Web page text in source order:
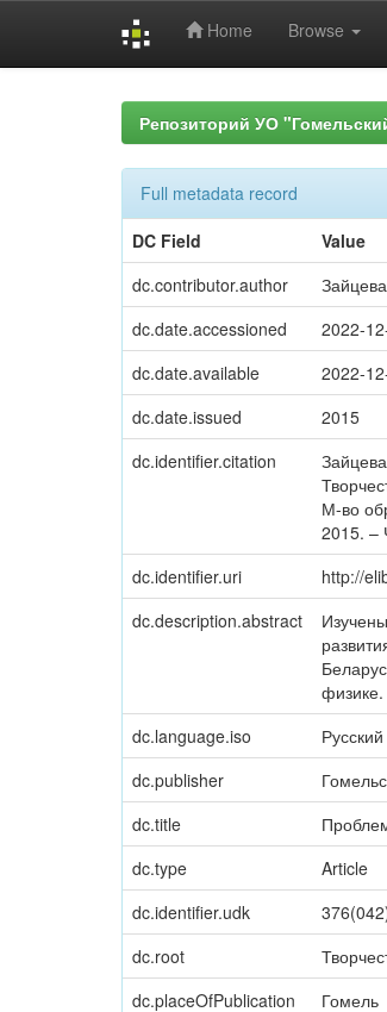
Home Browse
Репозиторий УО
Full metadata record
DC Field
Value
dc.contributor.author
dc.date.accessioned
2022-
dc.date.available
2022-
dc.date.issued
2015
dc.identifier.citation
М-во
2015. –
dc.identifier.uri http://
dc.description.abstract
физике.
dc.language.iso Русский
dc.publisher
dc.title
dc.type
Article
dc.identifier.udk
dc.root
dc.placeOfPublication
Гомель